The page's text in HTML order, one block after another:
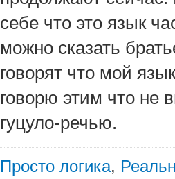
себе что это язык
можно сказать
говорят что мой
говорю этим что не
гуцуло-речью.
Просто логика,